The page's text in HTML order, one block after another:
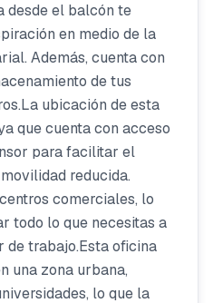
desde el balcón te
en medio de la
Además, cuenta con
de tus
ubicación de esta
que cuenta con acceso
para facilitar el
reducida.
comerciales, lo
todo lo que necesitas a
de trabajo.Esta oficina
una zona urbana,
lo que la